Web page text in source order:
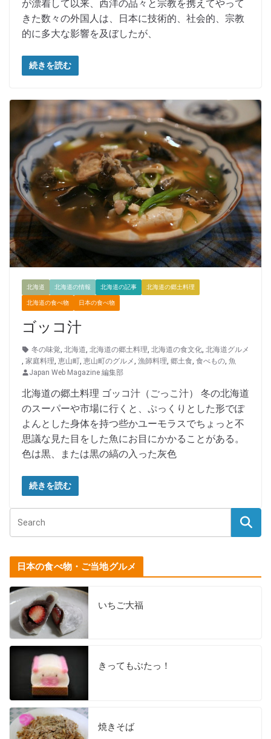
が漂着して以来、西洋の品々と宗教を携えてやって
きた数々の外国人は、日本に技術的、社会的、宗教
的に多大な影響を及ぼしたが、
続きを読む
北海道 北海道の情報 北海道の記事 北海道の郷土料理
北海道の食べ物 日本の食べ物
ゴッコ汁
冬の味覚 北海道 北海道の郷土料理 北海道の食文化 北海道グルメ
家庭料理 恵山町 恵山町のグルメ 漁師料理 郷土食 食べもの 魚
Japan Web Magazine 編集部
北海道の郷土料理 ゴッコ汁（ごっこ汁） 冬の北海道
のスーパーや市場に行くと、ぷっくりとした形でぽ
よんとした身体を持つ些かユーモラスでちょっと不
思議な見た目をした魚にお目にかかることがある。
色は黒、または黒の縞の入った灰色
続きを読む
日本の食べ物・ご当地グルメ
いちご大福
きってもぶたっ！
焼きそば